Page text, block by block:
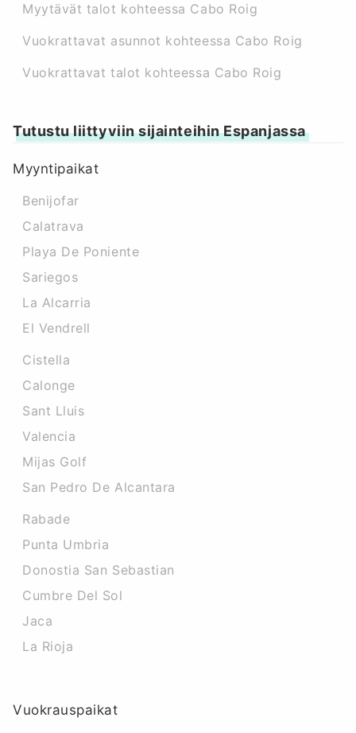
Myytävät talot kohteessa Cabo Roig
Vuokrattavat asunnot kohteessa Cabo Roig
Vuokrattavat talot kohteessa Cabo Roig
Tutustu liittyviin sijainteihin Espanjassa
Myyntipaikat
Benijofar
Calatrava
Playa De Poniente
Sariegos
La Alcarria
El Vendrell
Cistella
Calonge
Sant Lluis
Valencia
Mijas Golf
San Pedro De Alcantara
Rabade
Punta Umbria
Donostia San Sebastian
Cumbre Del Sol
Jaca
La Rioja
Vuokrauspaikat